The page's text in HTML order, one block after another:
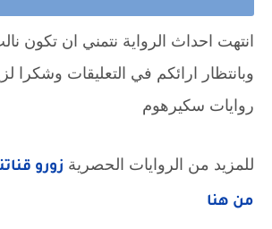
روايات سكيرهوم
للمزيد من الروايات الحصرية
من هنا